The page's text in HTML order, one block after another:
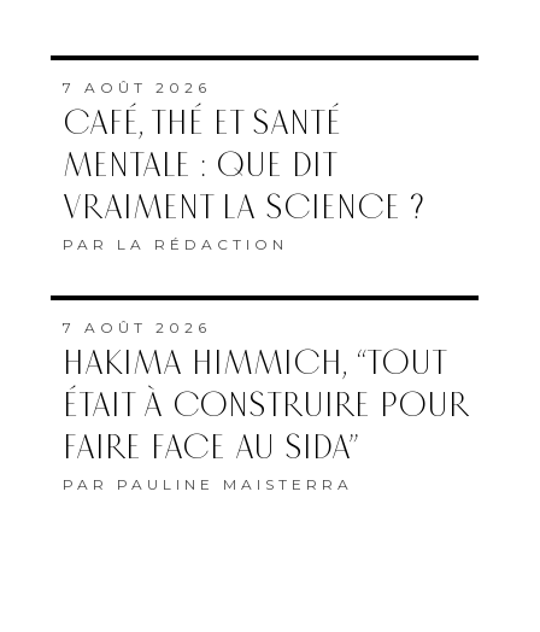
7 AOÛT 2026
CAFÉ, THÉ ET SANTÉ
MENTALE : QUE DIT
VRAIMENT LA SCIENCE ?
PAR LA RÉDACTION
7 AOÛT 2026
HAKIMA HIMMICH, “TOUT
ÉTAIT À CONSTRUIRE POUR
FAIRE FACE AU SIDA”
PAR PAULINE MAISTERRA